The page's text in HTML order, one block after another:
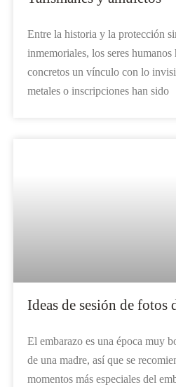
Entre la historia y la protección
inmemoriales, los seres
concretos un vínculo con lo
metales o inscripciones han sido
Ideas de sesión de fotos
El embarazo es una época muy
de una madre, así que se
momentos más especiales del